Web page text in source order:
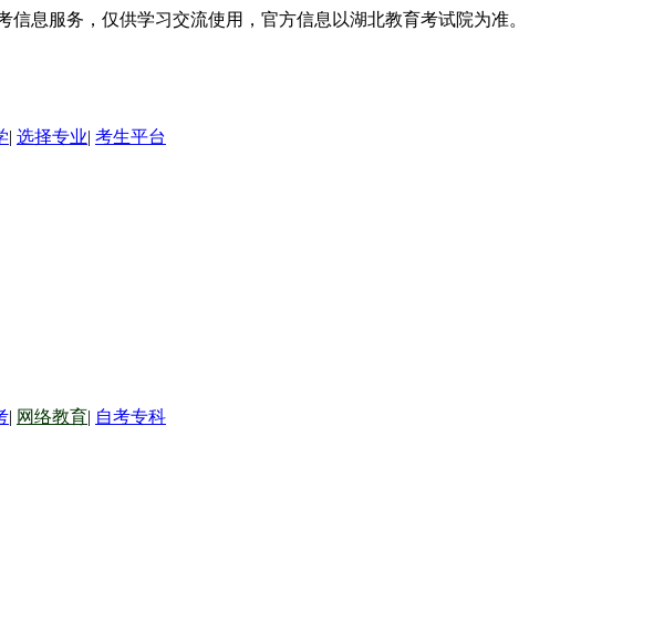
息服务，仅供学习交流使用，官方信息以湖北教育考试院为准。
| 选择专业| 考生平台
| 网络教育| 自考专科